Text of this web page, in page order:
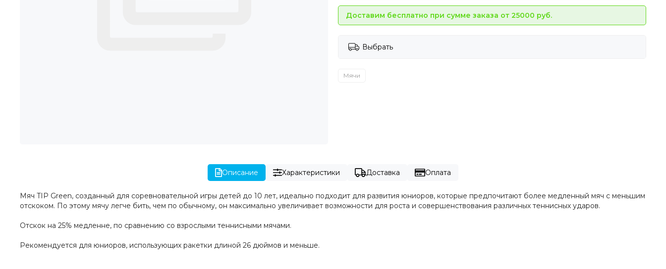
Доставим бесплатно при сумме заказа от 25000 руб.
Выбрать
Мячи
Описание Характеристики Доставка Оплата
Мяч TIP Green, созданный для соревновательной игры детей до 10 лет, идеально подходит для развития юниоров, которые предпочитают более медленный мяч с меньшим
отскоком. По этому мячу легче бить, чем по обычному, он максимально увеличивает возможности для роста и совершенствования различных теннисных ударов.
Отскок на 25% медленне, по сравнению со взрослыми теннисными мячами.
Рекомендуется для юниоров, использующих ракетки длиной 26 дюймов и меньше.